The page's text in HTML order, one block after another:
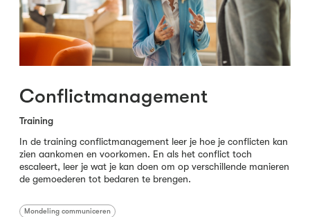
Conflictmanagement
Training
In de training conflictmanagement leer je hoe je conflicten kan
zien aankomen en voorkomen. En als het conflict toch
escaleert, leer je wat je kan doen om op verschillende manieren
de gemoederen tot bedaren te brengen.
Mondeling communiceren